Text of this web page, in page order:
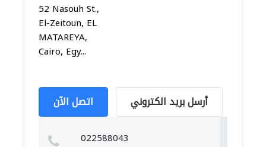
52 Nasouh St.,
El-Zeitoun, EL
MATAREYA,
Cairo, Egy...
اتصل الآن أرسل بريد الكتروني
022588043